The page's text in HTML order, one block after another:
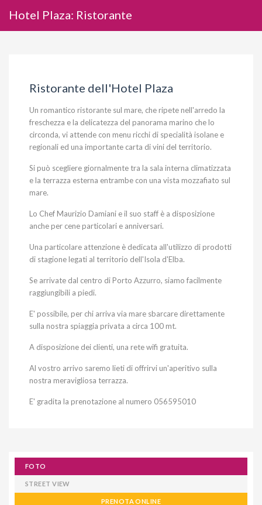
Hotel Plaza: Ristorante
Ristorante dell'Hotel Plaza
Un romantico ristorante sul mare, che ripete nell'arredo la
freschezza e la delicatezza del panorama marino che lo
circonda, vi attende con menu ricchi di specialità isolane e
regionali ed una importante carta di vini del territorio.
Si può scegliere giornalmente tra la sala interna climatizzata
e la terrazza esterna entrambe con una vista mozzafiato sul
mare.
Lo Chef Maurizio Damiani e il suo staff è a disposizione
anche per cene particolari e anniversari.
Una particolare attenzione è dedicata all'utilizzo di prodotti
di stagione legati al territorio dell'Isola d'Elba.
Se arrivate dal centro di Porto Azzurro, siamo facilmente
raggiungibili a piedi.
E' possibile, per chi arriva via mare sbarcare direttamente
sulla nostra spiaggia privata a circa 100 mt.
A disposizione dei clienti, una rete wifi gratuita.
Al vostro arrivo saremo lieti di offrirvi un'aperitivo sulla
nostra meravigliosa terrazza.
E' gradita la prenotazione al numero 056595010
FOTO
STREET VIEW
PRENOTA ONLINE